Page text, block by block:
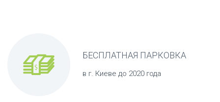
 БЕСПЛАТНАЯ ПАРКОВКА
в г. Киеве до 2020 года